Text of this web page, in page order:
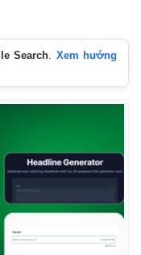
Search. Xem hướng